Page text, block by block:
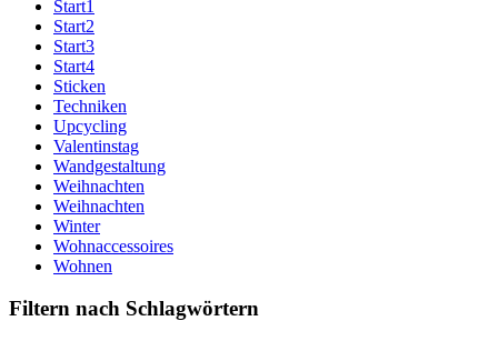
Start1
Start2
Start3
Start4
Sticken
Techniken
Upcycling
Valentinstag
Wandgestaltung
Weihnachten
Weihnachten
Winter
Wohnaccessoires
Wohnen
Filtern nach Schlagwörtern